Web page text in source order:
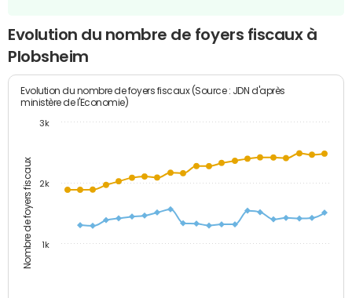
Evolution du nombre de foyers fiscaux à
Plobsheim
Nombre de foyers fiscaux
Evolution du nombre de foyers fiscaux (Source : JDN d'après
ministère de l'Economie)
1k
2k
3k